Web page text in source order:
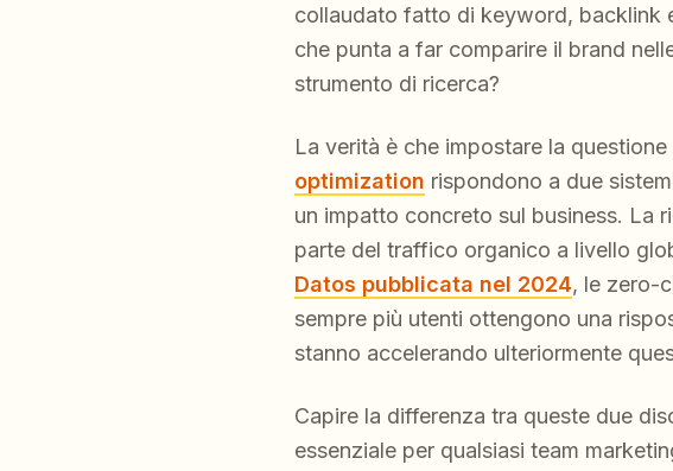
collaudato fatto di keyword, backlink
che punta a far comparire il brand
strumento di ricerca?
La verità è che impostare la
optimization rispondono a due
un impatto concreto sul business. La
parte del traffico organico a livello
Datos pubblicata nel 2024, le zero-
sempre più utenti ottengono una
stanno accelerando ulteriormente
Capire la differenza tra queste due
essenziale per qualsiasi team